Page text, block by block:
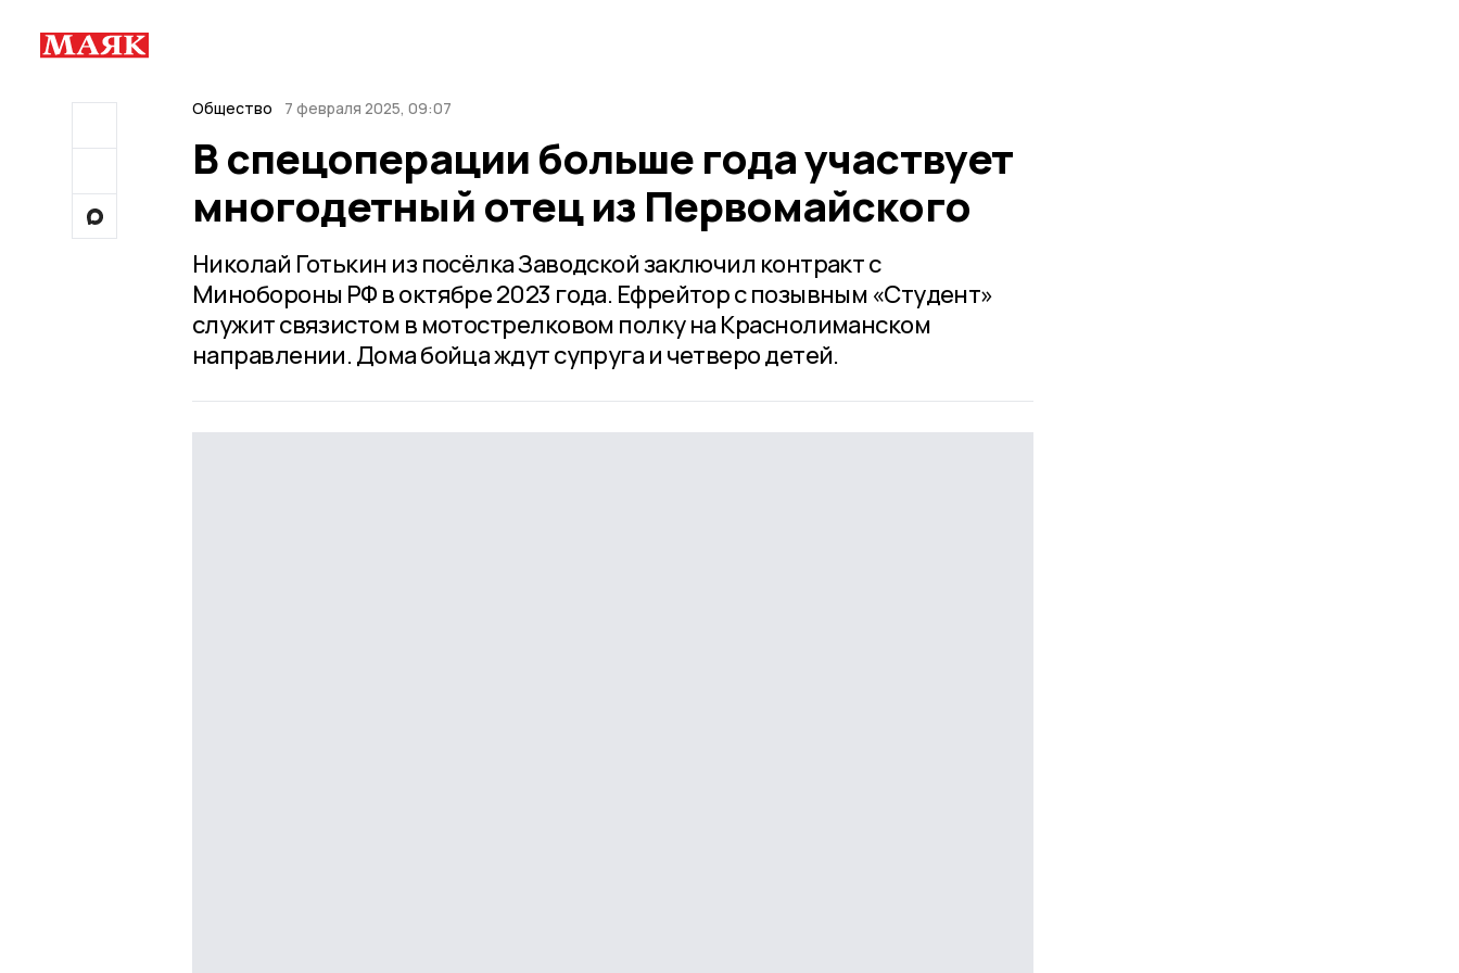
Общество 7 февраля 2025, 09:07
В спецоперации больше года участвует
многодетный отец из Первомайского
Николай Готькин из посёлка Заводской заключил контракт с
Минобороны РФ в октябре 2023 года. Ефрейтор с позывным «Студент»
служит связистом в мотострелковом полку на Краснолиманском
направлении. Дома бойца ждут супруга и четверо детей.